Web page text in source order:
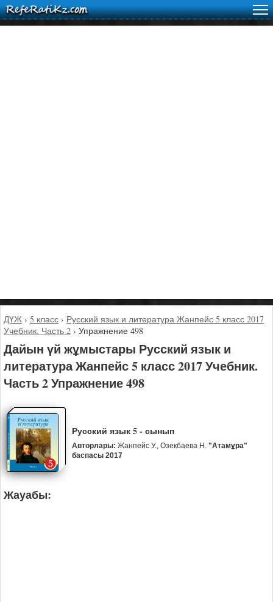
ДҮЖ › 5 класс › Русский язык и литература Жанпейс 5 класс 2017
Учебник. Часть 2 › Упражнение 498
Дайын үй жұмыстары Русский язык и
литература Жанпейс 5 класс 2017 Учебник.
Часть 2 Упражнение 498
Русский язык 5 - сынып
Авторлары: Жанпейс У., Озекбаева Н. "Атамұра"
баспасы 2017
Жауабы: